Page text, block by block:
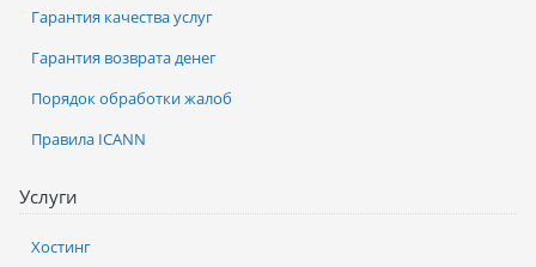
Услуги
Хостинг
Гарантия качества услуг
Гарантия возврата денег
Порядок обработки жалоб
Правила ICANN